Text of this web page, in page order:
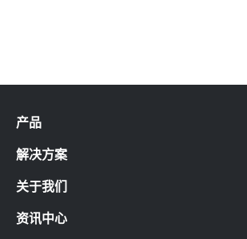
产品
解决方案
关于我们
资讯中心